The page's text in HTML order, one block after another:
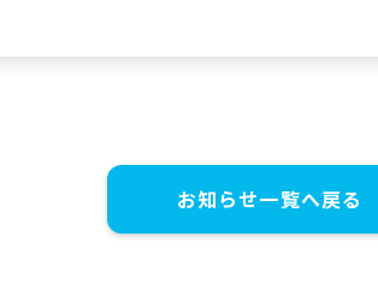
お知らせ一覧へ戻る